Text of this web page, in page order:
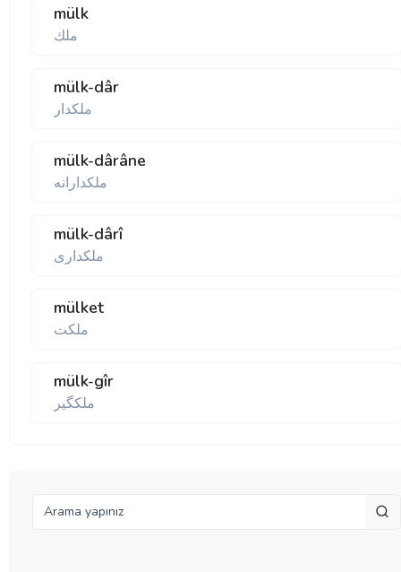
mülk
ملك
mülk-dâr
ملكدار
mülk-dârâne
ملكدارانه
mülk-dârî
ملكداری
mülket
ملكت
mülk-gîr
ملكگير